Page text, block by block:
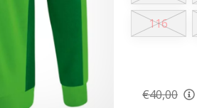
116
€40,00